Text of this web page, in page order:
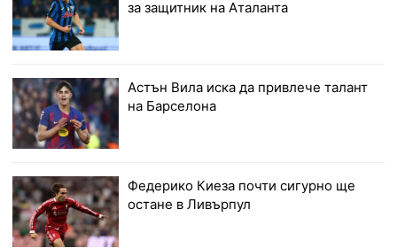
за защитник на Аталанта
Астън Вила иска да привлече талант
на Барселона
Федерико Киеза почти сигурно ще
остане в Ливърпул